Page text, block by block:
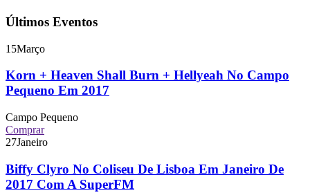
Últimos Eventos
15Março
Korn + Heaven Shall Burn + Hellyeah No Campo
Pequeno Em 2017
Campo Pequeno
Comprar
27Janeiro
Biffy Clyro No Coliseu De Lisboa Em Janeiro De
2017 Com A SuperFM